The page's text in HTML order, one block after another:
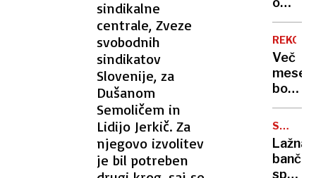
sindikalne
centrale, Zveze
svobodnih
sindikatov
Slovenije, za
Dušanom
Semoličem in
Lidijo Jerkič. Za
njegovo izvolitev
je bil potreben
svoji
Nisem
bil
blizu
Več
bo
zaprta
cesta
Lažna
bančna